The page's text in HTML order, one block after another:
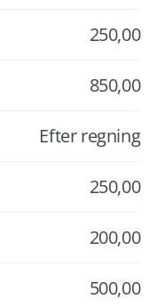
250,00
850,00
Efter regning
250,00
200,00
500,00